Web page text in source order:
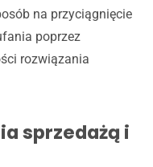
na przyciągnięcie
poprzez
rozwiązania
sprzedażą i